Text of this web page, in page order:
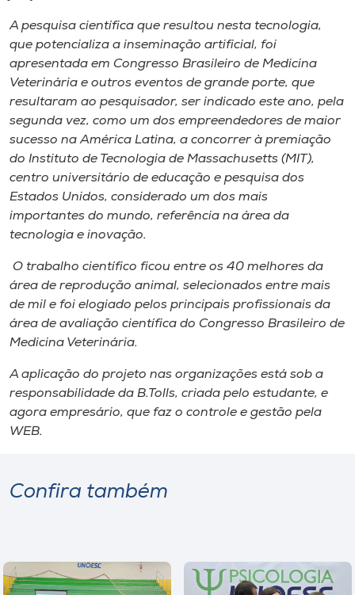
A pesquisa científica que resultou nesta tecnologia​,
que potencializa a inseminação artificial​,​ foi
apresentada em ​C​ongresso Brasileiro de Medicina
Veterinária e outros eventos de grande porte, que ​
resultaram a​o pesquisador​,​ ser indicado es​t​e ano, pela
segunda vez, como um dos empreendedores de maior
sucesso na América Latina, a concorrer ​à​ premiação
do Instituto de Tecnologia de Massachusetts (MIT),
centro universitário de educação e pesquisa dos
Estados Unidos, considerado um dos mais
importantes do mundo​, referência​ na área da
tecnologia e inovação.
O trabalho científico ficou entre os 40 melhores da
área de reprodução animal, selecionados entre mais
de mil e foi elogiado pelos principais profissionais da
área de avaliação científica do​ ​Congresso Brasileiro de
Medicina Veterinária​.
A aplicação do projeto nas organizações está sob a
responsabilidade da B.Tolls, criada pelo estudante​,​ e
agora empresário​,​ que faz o controle e gestão ​pela
WEB.
Confira também